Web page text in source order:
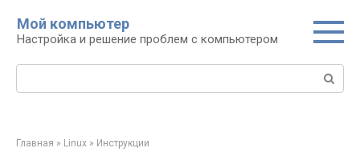
контенту
Мой компьютер
Настройка и решение проблем с компьютером
Поиск:
Главная » Linux » Инструкции